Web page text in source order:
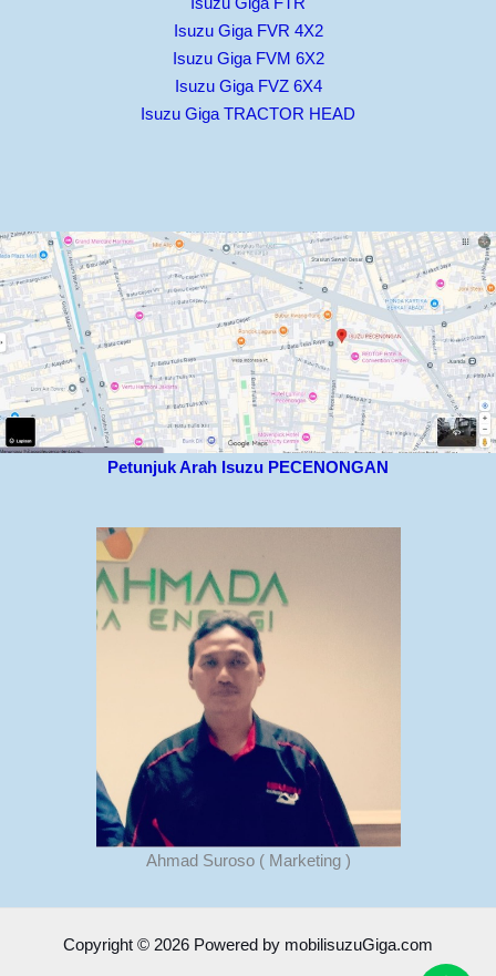
Isuzu Giga FVR 4X2
Isuzu Giga FVM 6X2
Isuzu Giga FVZ 6X4
Isuzu Giga TRACTOR HEAD
Petunjuk Arah Isuzu PECENONGAN
Ahmad Suroso ( Marketing )
Copyright © 2026 Powered by mobilisuzuGiga.com